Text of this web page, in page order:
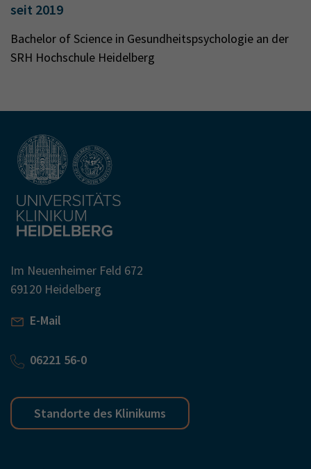
seit 2019
Bachelor of Science in Gesundheitspsychologie an der
SRH Hochschule Heidelberg
Im Neuenheimer Feld 672
69120 Heidelberg
E-Mail
06221 56-0
Standorte des Klinikums